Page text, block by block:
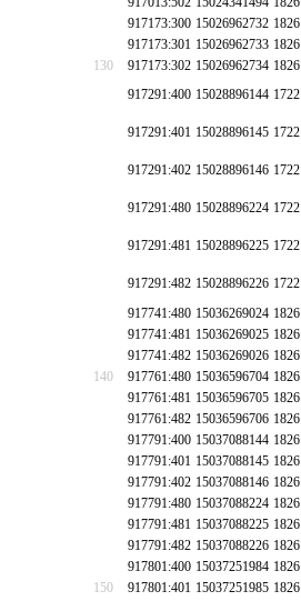
917173:300 15026962732 1826
917173:301 15026962733 1826
130
917173:302 15026962734 1826
917291:400 15028896144 1722
917291:401 15028896145 1722
917291:402 15028896146 1722
917291:480 15028896224 1722
917291:481 15028896225 1722
917291:482 15028896226 1722
917741:480 15036269024 1826
917741:481 15036269025 1826
917741:482 15036269026 1826
140
917761:480 15036596704 1826
917761:481 15036596705 1826
917761:482 15036596706 1826
917791:400 15037088144 1826
917791:401 15037088145 1826
917791:402 15037088146 1826
917791:480 15037088224 1826
917791:481 15037088225 1826
917791:482 15037088226 1826
917801:400 15037251984 1826
150
917801:401 15037251985 1826